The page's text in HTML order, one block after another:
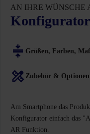
AN IHRE WÜNSCHE
Größen, Farben,
Zubehör &
Am Smartphone das
Konfigurator einfach das
AR Funktion.